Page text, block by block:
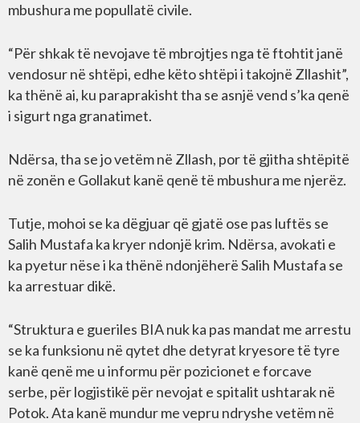
mbushura me popullatë civile.
“Për shkak të nevojave të mbrojtjes nga të ftohtit janë
vendosur në shtëpi, edhe këto shtëpi i takojnë Zllashit”,
ka thënë ai, ku paraprakisht tha se asnjë vend s’ka qenë
i sigurt nga granatimet.
Ndërsa, tha se jo vetëm në Zllash, por të gjitha shtëpitë
në zonën e Gollakut kanë qenë të mbushura me njerëz.
Tutje, mohoi se ka dëgjuar që gjatë ose pas luftës se
Salih Mustafa ka kryer ndonjë krim. Ndërsa, avokati e
ka pyetur nëse i ka thënë ndonjëherë Salih Mustafa se
ka arrestuar dikë.
“Struktura e gueriles BIA nuk ka pas mandat me arrestu
se ka funksionu në qytet dhe detyrat kryesore të tyre
kanë qenë me u informu për pozicionet e forcave
serbe, për logjistikë për nevojat e spitalit ushtarak në
Potok. Ata kanë mundur me vepru ndryshe vetëm në